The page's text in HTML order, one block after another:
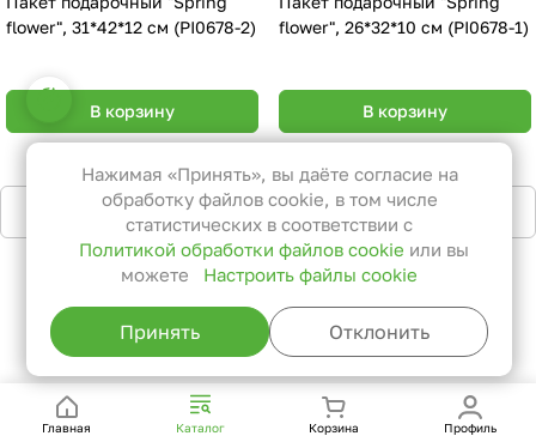
flower", 31*42*12 см (PI0678-2)
В корзину
flower", 26*32*10 см (PI0678-1)
В корзину
Загрузить еще
1 2 ... 5
Главная Каталог Корзина Профиль
Настройки файлов cookie
Функциональные
Эти файлы необходимы для
функционирования сайта и не
могут быть отключены в наших
системах. Вы можете настроить
браузер так, чтобы он блокировал
их или уведомлял вас об их
использовании, но в таком случае
сайта не будут работать.
Нажимая «Принять», вы даёте согласие на
обработку файлов cookie, в том числе
статистических в соответствии с
Политикой обработки файлов cookie или вы
можете
Настроить файлы cookie
Принять Отклонить